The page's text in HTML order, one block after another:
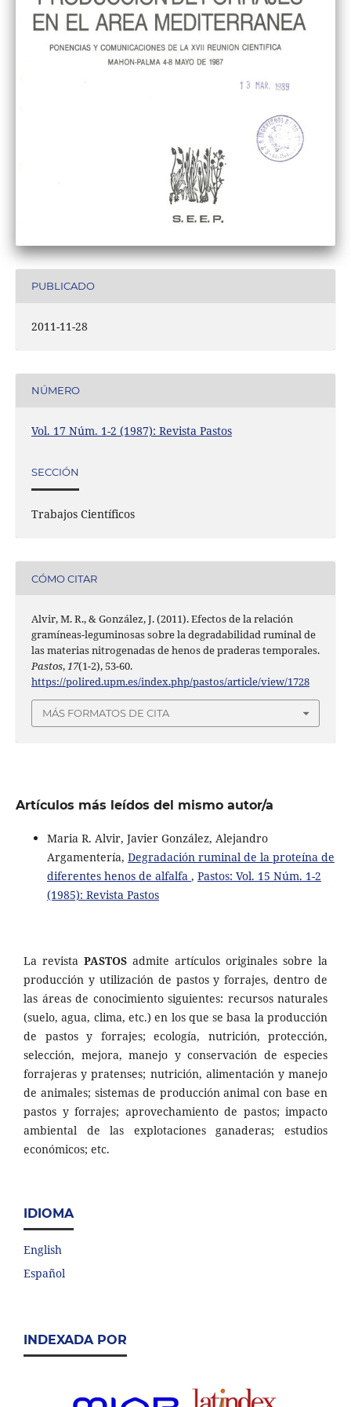
PUBLICADO
2011-11-28
NÚMERO
Vol. 17 Núm. 1-2 (1987): Revista Pastos
SECCIÓN
Trabajos Científicos
CÓMO CITAR
Alvir, M. R., & González, J. (2011). Efectos de la relación
gramíneas-leguminosas sobre la degradabilidad ruminal de
las materias nitrogenadas de henos de praderas temporales.
Pastos,17(1-2), 53-60.
https://polired.upm.es/index.php/pastos/article/view/1728
MÁS FORMATOS DE CITA
Artículos más leídos del mismo autor/a
Maria R. Alvir, Javier González, Alejandro
Argamentería, Degradación ruminal de la proteína de
diferentes henos de alfalfa , Pastos: Vol. 15 Núm. 1-2
(1985): Revista Pastos
La revista PASTOS admite artículos originales sobre la
producción y utilización de pastos y forrajes, dentro de
las áreas de conocimiento siguientes: recursos naturales
(suelo, agua, clima, etc.) en los que se basa la producción
de pastos y forrajes; ecología, nutrición, protección,
selección, mejora, manejo y conservación de especies
forrajeras y pratenses; nutrición, alimentación y manejo
de animales; sistemas de producción animal con base en
pastos y forrajes; aprovechamiento de pastos; impacto
ambiental de las explotaciones ganaderas; estudios
económicos; etc.
IDIOMA
English
Español
INDEXADA POR